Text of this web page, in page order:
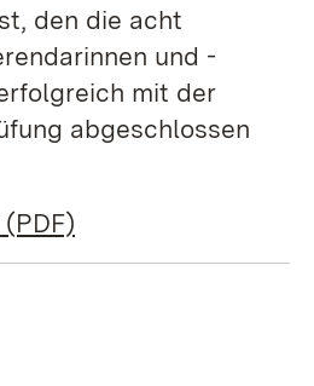
den die acht
und -
mit der
abgeschlossen